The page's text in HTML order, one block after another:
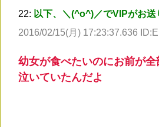
22: 以下、＼(^o^)／でVIPがお送
2016/02/15(月) 17:23:37.636
幼女が食べたいのにお前が
泣いていたんだよ